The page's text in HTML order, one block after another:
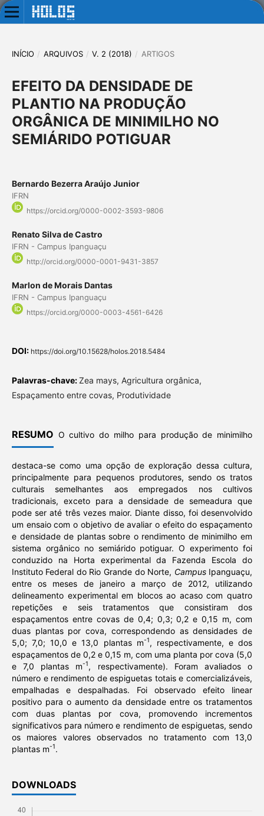
INÍCIO / ARQUIVOS / V. 2 (2018) / ARTIGOS
EFEITO DA DENSIDADE DE
PLANTIO NA PRODUÇÃO
ORGÂNICA DE MINIMILHO NO
SEMIÁRIDO POTIGUAR
Bernardo Bezerra Araújo Junior
IFRN
https://orcid.org/0000-0002-3593-9806
Renato Silva de Castro
IFRN - Campus Ipanguaçu
http://orcid.org/0000-0001-9431-3857
Marlon de Morais Dantas
IFRN - Campus Ipanguaçu
https://orcid.org/0000-0003-4561-6426
DOI: https://doi.org/10.15628/holos.2018.5484
Palavras-chave:Zea mays, Agricultura orgânica,
Espaçamento entre covas, Produtividade
RESUMO O cultivo do milho para produção de minimilho
destaca-se como uma opção de exploração dessa cultura,
principalmente para pequenos produtores, sendo os tratos
culturais semelhantes aos empregados nos cultivos
tradicionais, exceto para a densidade de semeadura que
pode ser até três vezes maior. Diante disso, foi desenvolvido
um ensaio com o objetivo de avaliar o efeito do espaçamento
e densidade de plantas sobre o rendimento de minimilho em
sistema orgânico no semiárido potiguar. O experimento foi
conduzido na Horta experimental da Fazenda Escola do
Instituto Federal do Rio Grande do Norte, Campus Ipanguaçu,
entre os meses de janeiro a março de 2012, utilizando
delineamento experimental em blocos ao acaso com quatro
repetições e seis tratamentos que consistiram dos
espaçamentos entre covas de 0,4; 0,3; 0,2 e 0,15 m, com
duas plantas por cova, correspondendo as densidades de
5,0; 7,0; 10,0 e 13,0 plantas m-1, respectivamente, e dos
espaçamentos de 0,2 e 0,15 m, com uma planta por cova (5,0
e 7,0 plantas m-1, respectivamente). Foram avaliados o
número e rendimento de espiguetas totais e comercializáveis,
empalhadas e despalhadas. Foi observado efeito linear
positivo para o aumento da densidade entre os tratamentos
com duas plantas por cova, promovendo incrementos
significativos para número e rendimento de espiguetas, sendo
os maiores valores observados no tratamento com 13,0
plantas m-1.
DOWNLOADS